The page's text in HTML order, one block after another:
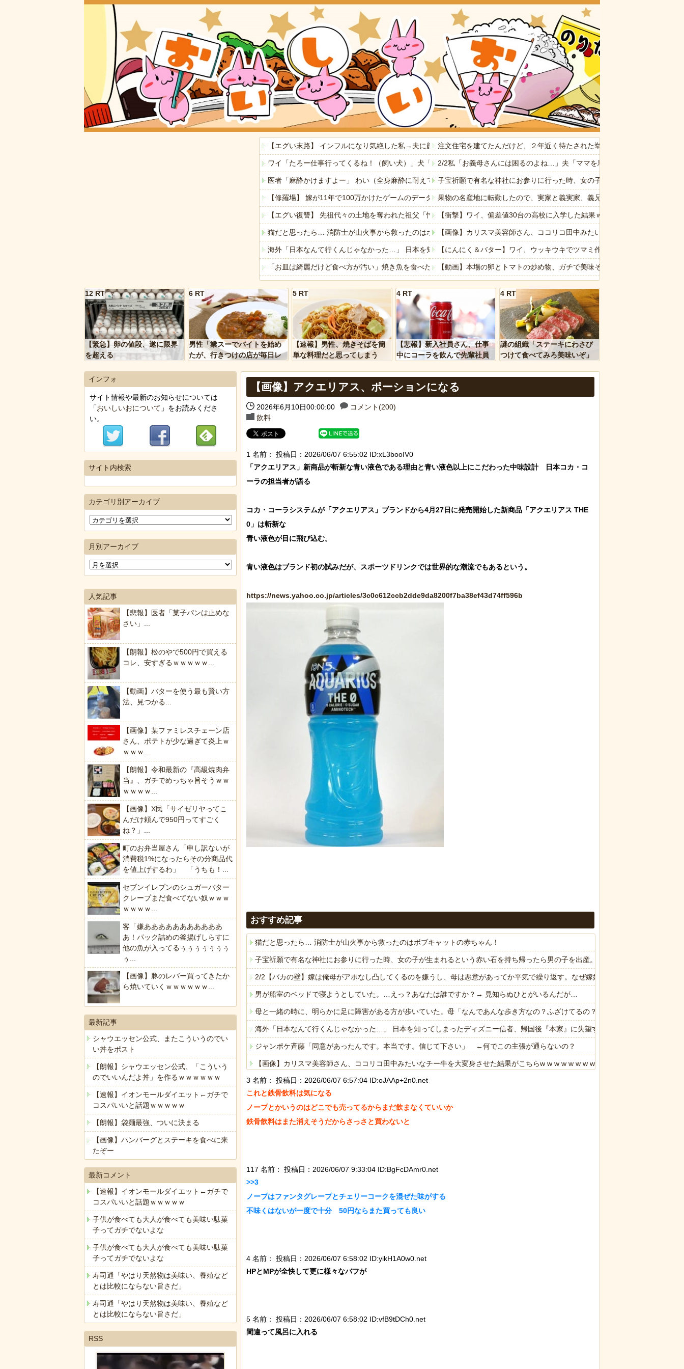
【エグい末路】 インフルになり気絶した私→夫に顔をはたかれ「病気だからって甘えるな！旦那様の為に家事をしろ！」夫が
ワイ「たろー仕事行ってくるね！（飼い犬）」犬「…？（ぷい」
医者「麻酔かけますよー」 わい（全身麻酔に耐えて見せる！うおおおおおお！！！！）
【修羅場】 嫁が11年で100万かけたゲームのデータを消した８歳の息子。理由は嫁が叱った腹いせ→滅多に怒らない嫁が子供に
【エグい復讐】 先祖代々の土地を奪われた祖父「憎い！命が尽きても奴らに絶対復讐してやる！！」→祖父が亡くなりその土地
猫だと思ったら… 消防士が山火事から救ったのはボブキャットの赤ちゃん！
海外「日本なんて行くんじゃなかった…」 日本を知ってしまったディズニー信者、帰国後『本家』に失望する事態に
「お皿は綺麗だけど食べ方が汚い」焼き魚を食べた知人の信じられない所作…両手で1本ずつ箸を持ち、骨や手をしゃぶり、口か
【自動車保険】任意保険に加入しない層の考え方「金無きゃ払わなくてすむので入り損」
「これで11万取られたの!?」あるX民が玄関ドアノブの修理を頼んだら…とんでもない事になった😱
「アメリカのヤンキーがアジア人にケンカを売った結果ｗｗｗ」 ほか
「あなたはアメリカを愛していますか」「はい」トランプ、国防総省職員数千人をウソ発見器にかける方針
ヒーローのサバイバルアクション Siege Survivors
【中国】パトカーの前で好演技www当たり屋やお煽り運転など盛りだくさん
注文住宅を建てたんだけど、２年近く待たされた挙げ句、追加費用1400万
2/2私「お義母さんには困るのよね…」夫「ママを馬鹿にするな！」「確か
子宝祈願で有名な神社にお参りに行った時、女の子が生まれるという赤い
果物の名産地に転勤したので、実家と義実家、義兄宅に直売所から果物を
【衝撃】ワイ、偏差値30台の高校に入学した結果ｗｗｗｗｗｗｗｗｗｗ
【画像】カリスマ美容師さん、ココリコ田中みたいなチー牛を大変身させ
【にんにく＆バター】ワイ、ウッキウキでツマミ作る（画像あり）
【動画】本場の卵とトマトの炒め物、ガチで美味そうｗｗｗｗｗｗ
【悲報】ブルボンの新作、露骨にワイをガッカリさせてくる🥺🌰
バイク乗りワイ、バイク降りる事を決意する
【朗報】月曜から東日本をガツンと冷やしてくれる「オホーツク海高気圧」
【悲報】味噌ラーメンで行列、出来ない
12 RT
【緊急】卵の値段、遂に限界
を超える
6 RT
男性「業スーでバイトを始め
たが、行きつけの店が毎日レ
5 RT
【速報】男性、焼きそばを簡
単な料理だと思ってしまう
4 RT
【悲報】新入社員さん、仕事
中にコーラを飲んで先輩社員
4 RT
謎の組織「ステーキにわさび
つけて食べてみろ美味いぞ」
【画像】アクエリアス、ポーションになる
2026年6月10日00:00:00
コメント(200)
飲料
1 名前：
投稿日：2026/06/07 6:55:02 ID:xL3booIV0
「アクエリアス」新商品が斬新な青い液色である理由と青い液色以上にこだわった中味設計　日本コカ・コ
ーラの担当者が語る
コカ・コーラシステムが「アクエリアス」ブランドから4月27日に発売開始した新商品「アクエリアス THE
0」は斬新な
青い液色が目に飛び込む。
青い液色はブランド初の試みだが、スポーツドリンクでは世界的な潮流でもあるという。
https://news.yahoo.co.jp/articles/3c0c612ccb2dde9da8200f7ba38ef43d74ff596b
おすすめ記事
猫だと思ったら… 消防士が山火事から救ったのはボブキャットの赤ちゃん！
子宝祈願で有名な神社にお参りに行った時、女の子が生まれるという赤い石を持ち帰ったら男の子を出産。しばらくしてお礼も兼ね
2/2【バカの壁】嫁は俺母がアポなし凸してくるのを嫌うし、母は悪意があってか平気で繰り返す。なぜ嫁姑は仲良くできないんだ
男が船室のベッドで寝ようとしていた。…えっ？あなたは誰ですか？→ 見知らぬひとがいるんだが…
母と一緒の時に、明らかに足に障害がある方が歩いていた。母「なんであんな歩き方なの？ふざけてるの？」
海外「日本なんて行くんじゃなかった…」 日本を知ってしまったディズニー信者、帰国後『本家』に失望する事態に
ジャンポケ斉藤「同意があったんです。本当です。信じて下さい」 ←何でこの主張が通らないの？
【画像】カリスマ美容師さん、ココリコ田中みたいなチー牛を大変身させた結果がこちらw w w w w w w w w w w
海外「日本なんて行くんじゃなかった…」 日本を知ってしまったディズニー信者、帰国後『本家』に失望する事態に
ヒーローのサバイバルアクション Siege Survivors
3 名前：
投稿日：2026/06/07 6:57:04 ID:oJAAp+2n0.net
これと鉄骨飲料は気になる
ノープとかいうのはどこでも売ってるからまだ飲まなくていいか
鉄骨飲料はまた消えそうだからさっさと買わないと
117 名前：
投稿日：2026/06/07 9:33:04 ID:BgFcDAmr0.net
>>3
ノープはファンタグレープとチェリーコークを混ぜた味がする
不味くはないが一度で十分　50円ならまた買っても良い
4 名前：
投稿日：2026/06/07 6:58:02 ID:yikH1A0w0.net
HPとMPが全快して更に様々なバフが
5 名前：
投稿日：2026/06/07 6:58:02 ID:vfB9tDCh0.net
間違って風呂に入れる
インフォ
サイト情報や最新のお知らせについては
「おいしいおについて 」をお読みくださ
い。
サイト内検索
カテゴリ別アーカイブ
月別アーカイブ
人気記事
【悲報】医者「菓子パンは止めな
さい」...
【朗報】松のやで500円で買える
コレ、安すぎるｗｗｗｗｗ...
【動画】バターを使う最も賢い方
法、見つかる...
【画像】某ファミレスチェーン店
さん、ポテトが少な過ぎて炎上ｗ
ｗｗｗ...
【朗報】令和最新の『高級焼肉弁
当』、ガチでめっちゃ旨そうｗｗ
ｗｗｗｗ...
【画像】X民「サイゼリヤってこ
んだけ頼んで950円ってすごく
ね？」...
町のお弁当屋さん「申し訳ないが
消費税1%になったらその分商品代
を値上げするわ」 「うちも！...
セブンイレブンのシュガーバター
クレープまだ食べてない奴ｗｗｗ
ｗｗｗｗ...
客「嫌あああああああああああ
あ！パック詰めの釜揚げしらすに
他の魚が入ってるぅぅぅぅぅぅぅ
ぅ...
【画像】豚のレバー買ってきたか
ら焼いていくｗｗｗｗｗｗ...
最新記事
シャウエッセン公式、またこういうのでい
い丼をポスト
【朗報】シャウエッセン公式、「こういう
のでいいんだよ丼」を作るｗｗｗｗｗｗ
【速報】イオンモールダイエット←ガチで
コスパいいと話題ｗｗｗｗｗ
【朗報】袋麺最強、ついに決まる
【画像】ハンバーグとステーキを食べに来
たぞー
最新コメント
【速報】イオンモールダイエット←ガチで
コスパいいと話題ｗｗｗｗｗ
子供が食べても大人が食べても美味い駄菓
子ってガチでないよな
子供が食べても大人が食べても美味い駄菓
子ってガチでないよな
寿司通「やはり天然物は美味い、養殖など
とは比較にならない旨さだ」
寿司通「やはり天然物は美味い、養殖など
とは比較にならない旨さだ」
RSS